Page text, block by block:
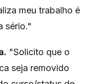
meu trabalho é
sério."
"Solicito que o
seja removido